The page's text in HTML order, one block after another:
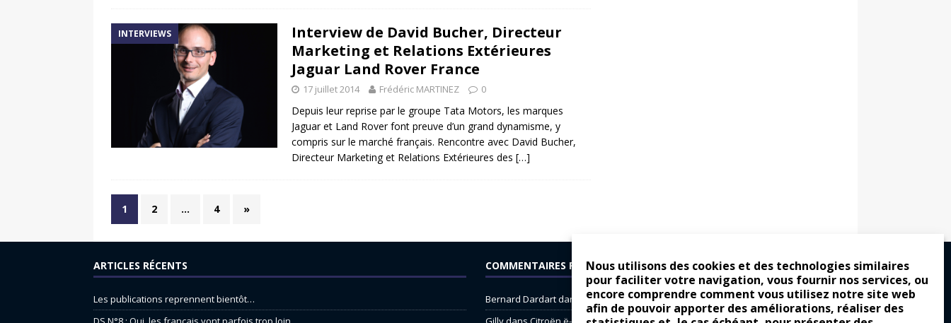
Nous utilisons des cookies et des technologies similaires
pour faciliter votre navigation, vous fournir nos services, ou
encore comprendre comment vous utilisez notre site web
afin de pouvoir apporter des améliorations, réaliser des
INTERVIEWS
Interview de David Bucher, Directeur
Marketing et Relations Extérieures
Jaguar Land Rover France
17 juillet 2014 Frédéric MARTINEZ 0
Depuis leur reprise par le groupe Tata Motors, les marques
Jaguar et Land Rover font preuve d’un grand dynamisme, y
compris sur le marché français. Rencontre avec David Bucher,
Directeur Marketing et Relations Extérieures des […]
1 2 … 4 »
ARTICLES RÉCENTS
Les publications reprennent bientôt…
COMMENTAIRES RÉCENTS
Bernard Dardartdans
Dacia Sandero : pour les gens vrais